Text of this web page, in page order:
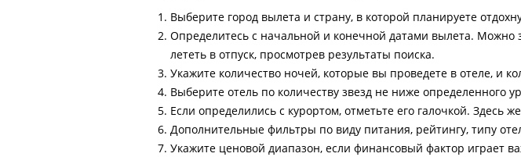
Выберите город вылета и страну, в которой планируете
Определитесь с начальной и конечной датами вылета. Можно
лететь в отпуск, просмотрев результаты поиска.
Укажите количество ночей, которые вы проведете в отеле, и
Выберите отель по количеству звезд не ниже определенного
Если определились с курортом, отметьте его галочкой. Здесь
Дополнительные фильтры по виду питания, рейтингу, типу
Укажите ценовой диапазон, если финансовый фактор играет